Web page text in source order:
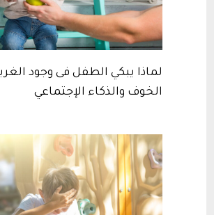
لماذا يبكي الطفل فى وجود
الخوف والذكاء الإجتماعي